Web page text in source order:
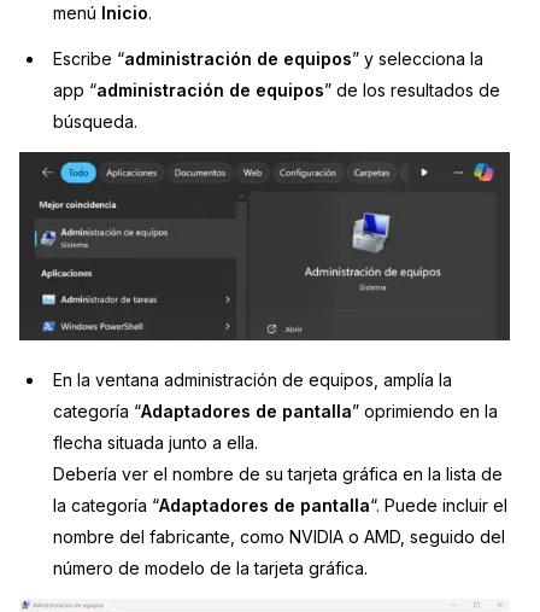
menú Inicio.
Escribe “administración de equipos” y selecciona la
app “administración de equipos” de los resultados de
búsqueda.
En la ventana administración de equipos, amplía la
categoría “Adaptadores de pantalla” oprimiendo en la
flecha situada junto a ella.
Debería ver el nombre de su tarjeta gráfica en la lista de
la categoría “Adaptadores de pantalla“. Puede incluir el
nombre del fabricante, como NVIDIA o AMD, seguido del
número de modelo de la tarjeta gráfica.